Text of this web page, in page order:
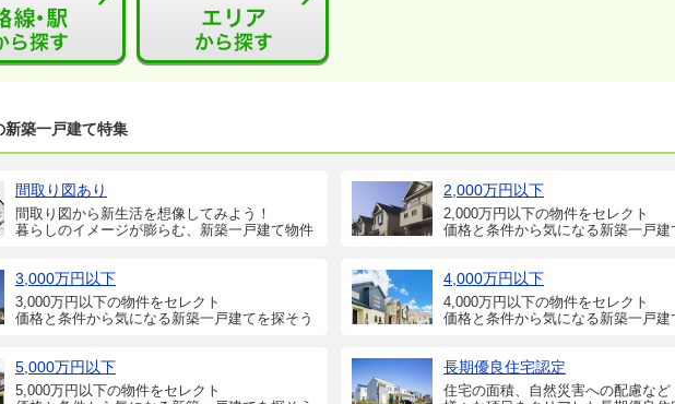
新築一戸建て特集
間取り図あり
間取り図から新生活を想像してみよう！
暮らしのイメージが膨らむ、新築一戸建て物件
2,000万円以下
2,000万円以下の物件をセレクト
価格と条件から気になる新築一戸建
3,000万円以下
3,000万円以下の物件をセレクト
価格と条件から気になる新築一戸建てを探そう
4,000万円以下
4,000万円以下の物件をセレクト
価格と条件から気になる新築一戸建
5,000万円以下
5,000万円以下の物件をセレクト
長期優良住宅認定
住宅の面積、自然災害への配慮など